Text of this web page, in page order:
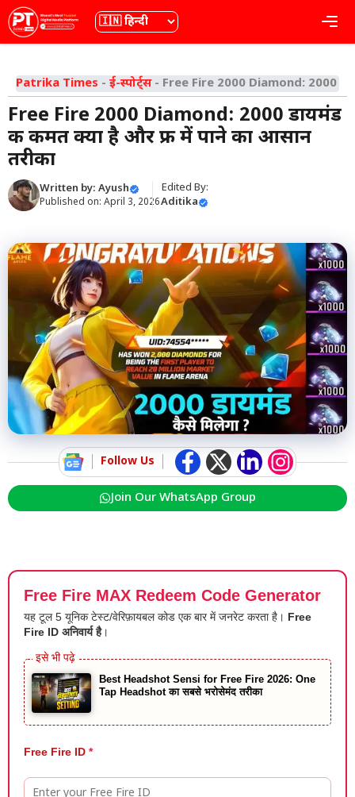
Skip
to
content
भाषा
Patrika Times - ई-स्पोर्ट्स- Free Fire 2000 Diamond: 2000
Free Fire 2000 Diamond: 2000 डायमंड
की कीमत क्या है और फ्री में पाने का आसान
तरीका
Written by: Ayush
Published on: April 3, 2026
Edited By:
Aditika
Follow Us
Join Our WhatsApp Group
Free Fire MAX Redeem Code Generator
यह टूल 5 यूनिक टेस्ट/वेरिफ़ायबल कोड एक बार में जनरेट करता है। Free
Fire ID अनिवार्य है।
Best Headshot Sensi for Free Fire 2026: One
Tap Headshot का सबसे भरोसेमंद तरीका
Free Fire ID *